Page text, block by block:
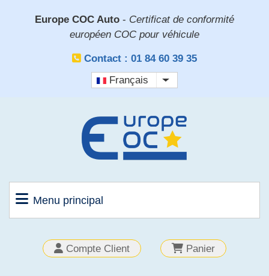
Europe COC Auto - Certificat de conformité
européen COC pour véhicule
Contact : 01 84 60 39 35
Français
Lister les actions
Menu principal
OUTILS
CLIENT
Compte Client Panier